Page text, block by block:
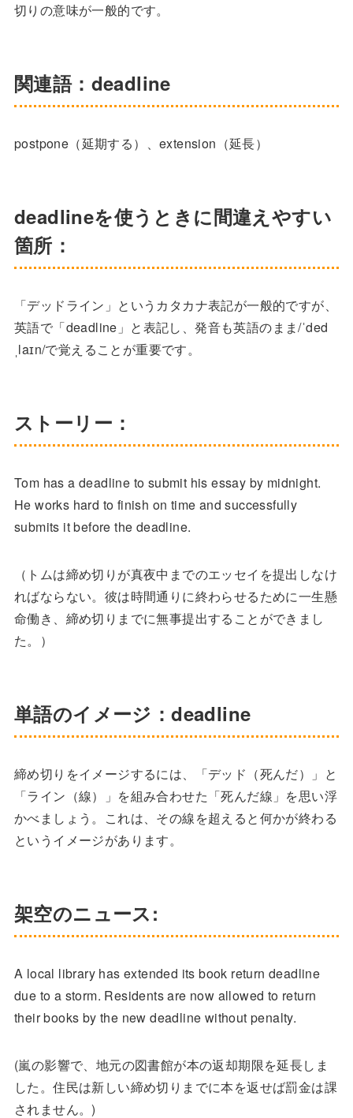
切りの意味が一般的です。
関連語：deadline
postpone（延期する）、extension（延長）
deadlineを使うときに間違えやすい
箇所：
「デッドライン」というカタカナ表記が一般的ですが、
英語で「deadline」と表記し、発音も英語のまま/ˈded
ˌlaɪn/で覚えることが重要です。
ストーリー：
Tom has a deadline to submit his essay by midnight.
He works hard to finish on time and successfully
submits it before the deadline.
（トムは締め切りが真夜中までのエッセイを提出しなけ
ればならない。彼は時間通りに終わらせるために一生懸
命働き、締め切りまでに無事提出することができまし
た。）
単語のイメージ：deadline
締め切りをイメージするには、「デッド（死んだ）」と
「ライン（線）」を組み合わせた「死んだ線」を思い浮
かべましょう。これは、その線を超えると何かが終わる
というイメージがあります。
架空のニュース:
A local library has extended its book return deadline
due to a storm. Residents are now allowed to return
their books by the new deadline without penalty.
(嵐の影響で、地元の図書館が本の返却期限を延長しま
した。住民は新しい締め切りまでに本を返せば罰金は課
されません。)